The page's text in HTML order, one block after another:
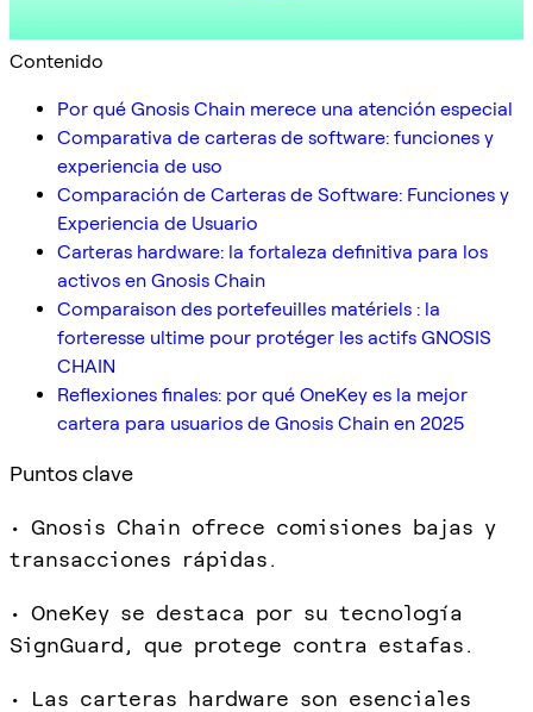
Contenido
Por qué Gnosis Chain merece una atención especial
Comparativa de carteras de software: funciones y
experiencia de uso
Comparación de Carteras de Software: Funciones y
Experiencia de Usuario
Carteras hardware: la fortaleza definitiva para los
activos en Gnosis Chain
Comparaison des portefeuilles matériels : la
forteresse ultime pour protéger les actifs GNOSIS
CHAIN
Reflexiones finales: por qué OneKey es la mejor
cartera para usuarios de Gnosis Chain en 2025
Puntos clave
• Gnosis Chain ofrece comisiones bajas y
transacciones rápidas.
• OneKey se destaca por su tecnología
SignGuard, que protege contra estafas.
• Las carteras hardware son esenciales